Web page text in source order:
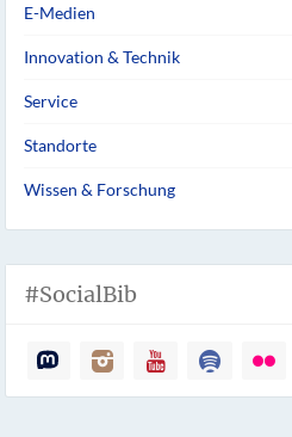
E-Medien
Innovation & Technik
Service
Standorte
Wissen & Forschung
#SocialBib